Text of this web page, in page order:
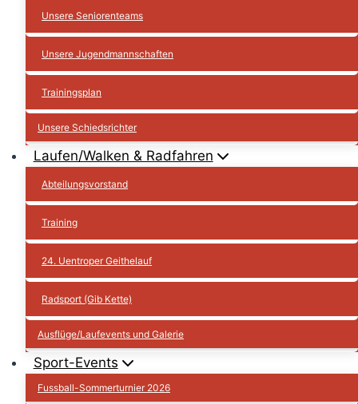
Unsere Seniorenteams
Unsere Jugendmannschaften
Trainingsplan
Unsere Schiedsrichter
Laufen/Walken & Radfahren
Abteilungsvorstand
Training
24. Uentroper Geithelauf
Radsport (Gib Kette)
Ausflüge/Laufevents und Galerie
Sport-Events
Fussball-Sommerturnier 2026